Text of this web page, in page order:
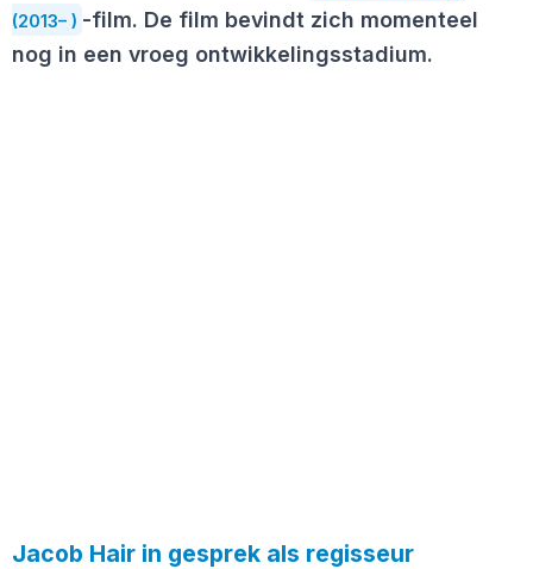
(2013– ) -film. De film bevindt zich momenteel
nog in een vroeg ontwikkelingsstadium.
Jacob Hair in gesprek als regisseur